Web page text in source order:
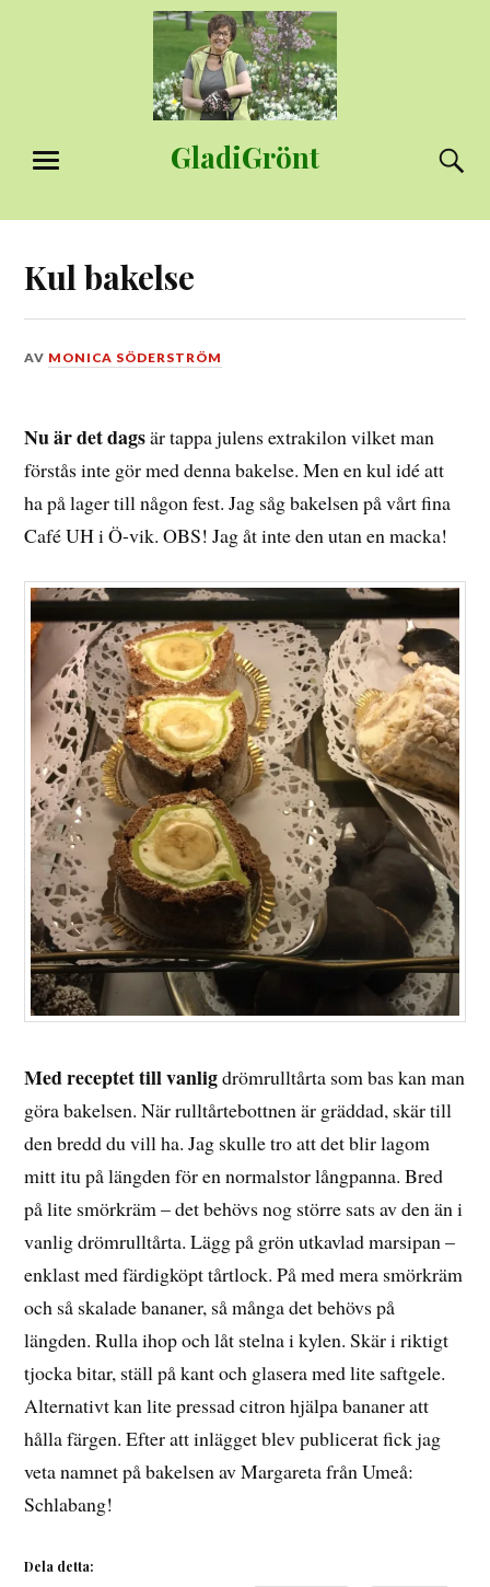
GladiGrönt
MENY
Kul bakelse
DEN
2016
AV MONICA SÖDERSTRÖM
Nu är det dagsär tappa julens extrakilon vilket man
förstås inte gör med denna bakelse. Men en kul idé att
ha på lager till någon fest. Jag såg bakelsen på vårt fina
Café UH i Ö-vik. OBS! Jag åt inte den utan en macka!
Med receptet till vanligdrömrulltårta som bas kan man
göra bakelsen. När rulltårtebottnen är gräddad, skär till
den bredd du vill ha. Jag skulle tro att det blir lagom
mitt itu på längden för en normalstor långpanna. Bred
på lite smörkräm – det behövs nog större sats av den än i
vanlig drömrulltårta. Lägg på grön utkavlad marsipan –
enklast med färdigköpt tårtlock. På med mera smörkräm
och så skalade bananer, så många det behövs på
längden. Rulla ihop och låt stelna i kylen. Skär i riktigt
tjocka bitar, ställ på kant och glasera med lite saftgele.
Alternativt kan lite pressad citron hjälpa bananer att
hålla färgen. Efter att inlägget blev publicerat fick jag
veta namnet på bakelsen av Margareta från Umeå:
Schlabang!
Dela detta: